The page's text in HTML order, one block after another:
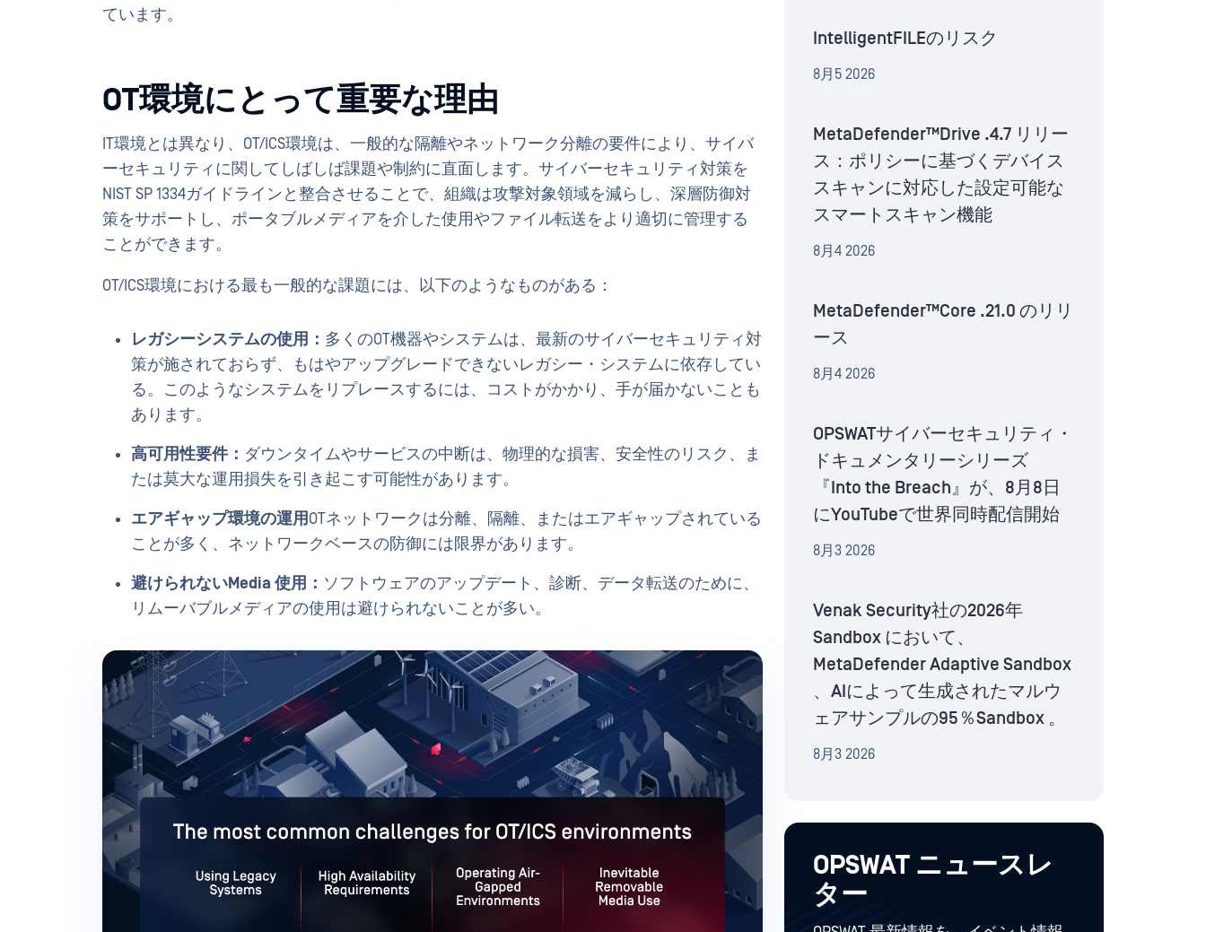
ています。
OT環境にとって重要な理由
IT環境とは異なり、OT/ICS環境は、一般的な隔離やネットワーク分離の要件により、サイバ
ーセキュリティに関してしばしば課題や制約に直面します。サイバーセキュリティ対策を
NIST SP 1334ガイドラインと整合させることで、組織は攻撃対象領域を減らし、深層防御対
策をサポートし、ポータブルメディアを介した使用やファイル転送をより適切に管理する
ことができます。
OT/ICS環境における最も一般的な課題には、以下のようなものがある：
レガシーシステムの使用： 多くのOT機器やシステムは、最新のサイバーセキュリティ対
策が施されておらず、もはやアップグレードできないレガシー・システムに依存してい
る。このようなシステムをリプレースするには、コストがかかり、手が届かないことも
あります。
高可用性要件： ダウンタイムやサービスの中断は、物理的な損害、安全性のリスク、ま
たは莫大な運用損失を引き起こす可能性があります。
エアギャップ環境の運用OTネットワークは分離、隔離、またはエアギャップされている
ことが多く、ネットワークベースの防御には限界があります。
避けられないMedia 使用： ソフトウェアのアップデート、診断、データ転送のために、
リムーバブルメディアの使用は避けられないことが多い。
IntelligentFILEのリスク
8月5 2026
MetaDefender™Drive .4.7 リリー
ス：ポリシーに基づくデバイス
スキャンに対応した設定可能な
スマートスキャン機能
8月4 2026
MetaDefender™Core .21.0 のリリ
ース
8月4 2026
OPSWATサイバーセキュリティ・
ドキュメンタリーシリーズ
『Into the Breach』が、8月8日
にYouTubeで世界同時配信開始
8月3 2026
Venak Security社の2026年
Sandbox において、
MetaDefender Adaptive Sandbox
、AIによって生成されたマルウ
ェアサンプルの95％Sandbox 。
8月3 2026
OPSWAT ニュースレ
ター